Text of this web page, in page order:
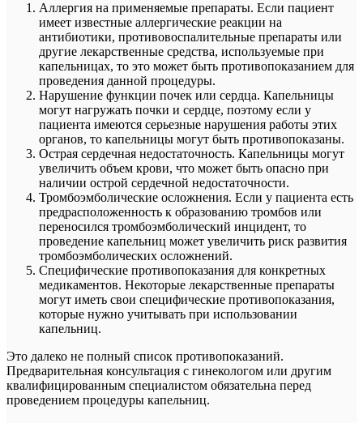
Аллергия на применяемые препараты. Если пациент
имеет известные аллергические реакции на
антибиотики, противовоспалительные препараты или
другие лекарственные средства, используемые при
капельницах, то это может быть противопоказанием для
проведения данной процедуры.
Нарушение функции почек или сердца. Капельницы
могут нагружать почки и сердце, поэтому если у
пациента имеются серьезные нарушения работы этих
органов, то капельницы могут быть противопоказаны.
Острая сердечная недостаточность. Капельницы могут
увеличить объем крови, что может быть опасно при
наличии острой сердечной недостаточности.
Тромбоэмболические осложнения. Если у пациента есть
предрасположенность к образованию тромбов или
переносился тромбоэмболический инцидент, то
проведение капельниц может увеличить риск развития
тромбоэмболических осложнений.
Специфические противопоказания для конкретных
медикаментов. Некоторые лекарственные препараты
могут иметь свои специфические противопоказания,
которые нужно учитывать при использовании
капельниц.
Это далеко не полный список противопоказаний.
Предварительная консультация с гинекологом или другим
квалифицированным специалистом обязательна перед
проведением процедуры капельниц.